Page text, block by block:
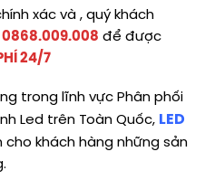
xác và , quý khách
0868.009.008 để được
24/7
trong lĩnh vực Phân phối
Led trên Toàn Quốc, LED
khách hàng những sản